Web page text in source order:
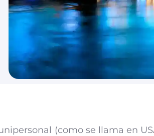
(como se llama en